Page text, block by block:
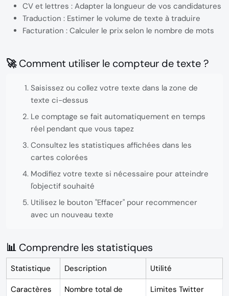
CV et lettres : Adapter la longueur de vos candidatures
Traduction : Estimer le volume de texte à traduire
Facturation : Calculer le prix selon le nombre de mots
🚀 Comment utiliser le compteur de texte ?
Saisissez ou collez votre texte dans la zone de
texte ci-dessus
Le comptage se fait automatiquement en temps
réel pendant que vous tapez
Consultez les statistiques affichées dans les
cartes colorées
Modifiez votre texte si nécessaire pour atteindre
l'objectif souhaité
Utilisez le bouton "Effacer" pour recommencer
avec un nouveau texte
📊 Comprendre les statistiques
Statistique Description Utilité
Caractères
Nombre total de
Limites Twitter